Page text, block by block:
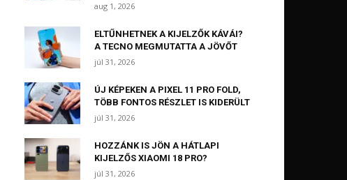
aug 1, 2026
ELTŰNHETNEK A KIJELZŐK KÁVÁI?
A TECNO MEGMUTATTA A JÖVŐT
júl 31, 2026
ÚJ KÉPEKEN A PIXEL 11 PRO FOLD,
TÖBB FONTOS RÉSZLET IS KIDERÜLT
júl 31, 2026
HOZZÁNK IS JÖN A HÁTLAPI
KIJELZŐS XIAOMI 18 PRO?
júl 31, 2026